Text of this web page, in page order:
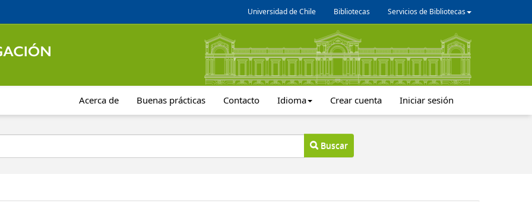
Universidad de Chile Bibliotecas Servicios de Bibliotecas
Acerca de Buenas prácticas Contacto Idioma Crear cuenta Iniciar sesión
Buscar